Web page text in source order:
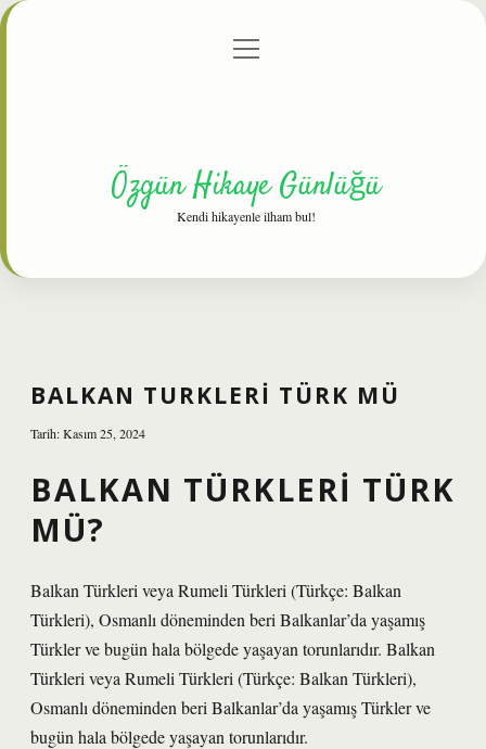
Gizlilik Politikası
menüyü
Özgün Hikaye Günlüğü
Kendi hikayenle ilham bul!
BALKAN TURKLERI TÜRK MÜ
Tarih: Kasım 25, 2024
BALKAN TÜRKLERI TÜRK
MÜ?
Balkan Türkleri veya Rumeli Türkleri (Türkçe: Balkan
Türkleri), Osmanlı döneminden beri Balkanlar’da yaşamış
Türkler ve bugün hala bölgede yaşayan torunlarıdır. Balkan
Türkleri veya Rumeli Türkleri (Türkçe: Balkan Türkleri),
Osmanlı döneminden beri Balkanlar’da yaşamış Türkler ve
bugün hala bölgede yaşayan torunlarıdır.